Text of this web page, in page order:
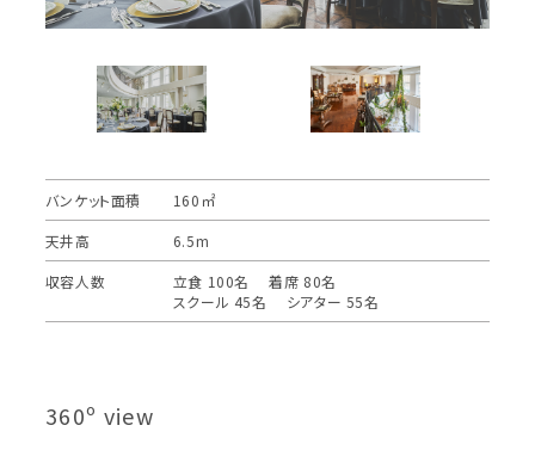
バンケット面積
160㎡
天井高
6.5m
収容人数
立食 100名 着席 80名
スクール 45名 シアター 55名
360º view